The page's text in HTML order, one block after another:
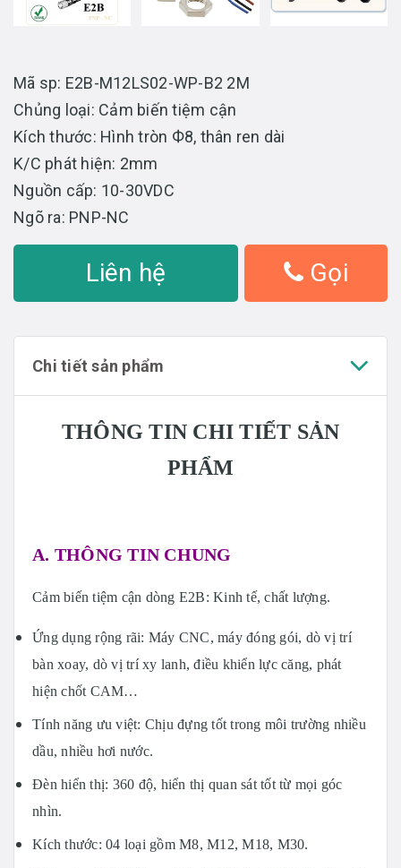
Mã sp: E2B-M12LS02-WP-B2 2M
Chủng loại: Cảm biến tiệm cận
Kích thước: Hình tròn Ф8, thân ren dài
K/C phát hiện: 2mm
Nguồn cấp: 10-30VDC
Ngõ ra: PNP-NC
Liên hệ Gọi
Chi tiết sản phẩm
THÔNG TIN CHI TIẾT SẢN
PHẨM
A. THÔNG TIN CHUNG
Cảm biến tiệm cận dòng E2B: Kinh tế, chất lượng.
Ứng dụng rộng rãi: Máy CNC, máy đóng gói, dò vị trí
bàn xoay, dò vị trí xy lanh, điều khiển lực căng, phát
hiện chốt CAM…
Tính năng ưu việt: Chịu đựng tốt trong môi trường nhiều
dầu, nhiều hơi nước.
Đèn hiển thị: 360 độ, hiển thị quan sát tốt từ mọi góc
nhìn.
Kích thước: 04 loại gồm M8, M12, M18, M30.